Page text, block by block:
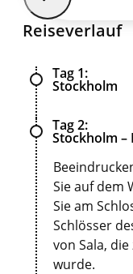
Reiseverlauf
Tag 1
Stockholm
Tag 2
Stockholm –
Sie auf dem
Sie am
Schlösser
von Sala,
wurde.